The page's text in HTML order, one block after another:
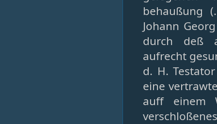
behaußung
Johann
durch deß
aufrecht
d. H.
eine
auff einem